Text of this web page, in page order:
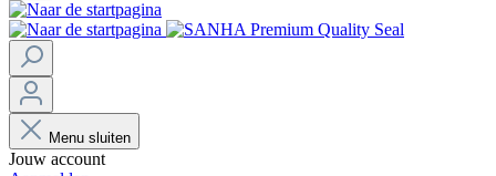
Menu sluiten
Jouw account